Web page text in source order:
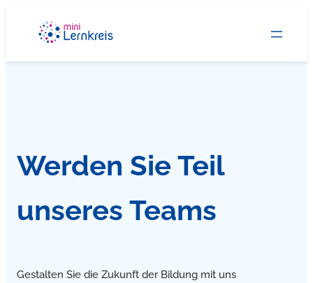
springen
Werden Sie Teil
unseres Teams
Gestalten Sie die Zukunft der Bildung mit uns